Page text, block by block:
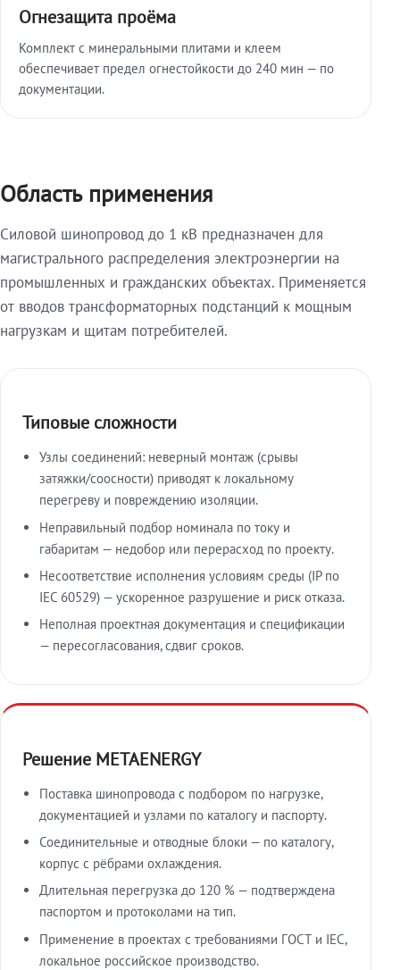
Огнезащита проёма
Комплект с минеральными плитами и клеем
обеспечивает предел огнестойкости до 240 мин — по
документации.
Область применения
Силовой шинопровод до 1 кВ предназначен для
магистрального распределения электроэнергии на
промышленных и гражданских объектах. Применяется
от вводов трансформаторных подстанций к мощным
нагрузкам и щитам потребителей.
Типовые сложности
Узлы соединений: неверный монтаж (срывы
затяжки/соосности) приводят к локальному
перегреву и повреждению изоляции.
Неправильный подбор номинала по току и
габаритам — недобор или перерасход по проекту.
Несоответствие исполнения условиям среды (IP по
IEC 60529) — ускоренное разрушение и риск отказа.
Неполная проектная документация и спецификации
— пересогласования, сдвиг сроков.
Решение METAENERGY
Поставка шинопровода с подбором по нагрузке,
документацией и узлами по каталогу и паспорту.
Соединительные и отводные блоки — по каталогу,
корпус с рёбрами охлаждения.
Длительная перегрузка до 120 % — подтверждена
паспортом и протоколами на тип.
Применение в проектах с требованиями ГОСТ и IEC,
локальное российское производство.